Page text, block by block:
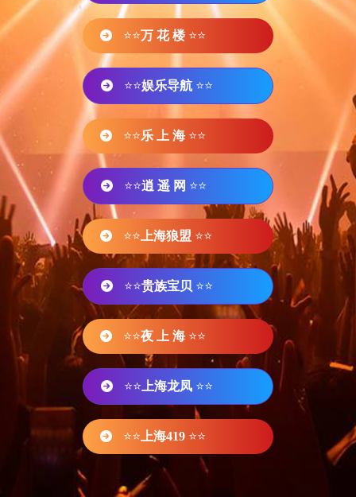
⭐⭐万 花 楼 ⭐⭐
⭐⭐娱乐导航 ⭐⭐
⭐⭐乐 上 海 ⭐⭐
⭐⭐逍 遥 网 ⭐⭐
⭐⭐ 上海狼盟 ⭐⭐
⭐⭐贵族宝贝 ⭐⭐
⭐⭐夜 上 海 ⭐⭐
⭐⭐ 上海龙凤 ⭐⭐
⭐⭐ 上海419 ⭐⭐